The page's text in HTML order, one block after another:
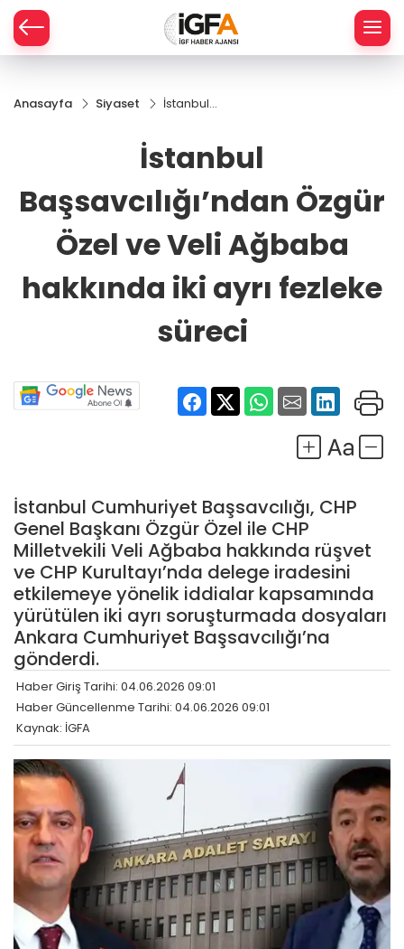
Anasayfa Siyaset
İstanbul
Veli Ağbaba
fezleke süreci
İstanbul
Başsavcılığı’ndan Özgür
Özel ve Veli Ağbaba
hakkında iki ayrı fezleke
süreci
İstanbul Cumhuriyet Başsavcılığı, CHP
Genel Başkanı Özgür Özel ile CHP
Milletvekili Veli Ağbaba hakkında rüşvet
ve CHP Kurultayı’nda delege iradesini
etkilemeye yönelik iddialar kapsamında
yürütülen iki ayrı soruşturmada dosyaları
Ankara Cumhuriyet Başsavcılığı’na
gönderdi.
Haber Giriş Tarihi: 04.06.2026 09:01
Haber Güncellenme Tarihi: 04.06.2026 09:01
Kaynak: İGFA